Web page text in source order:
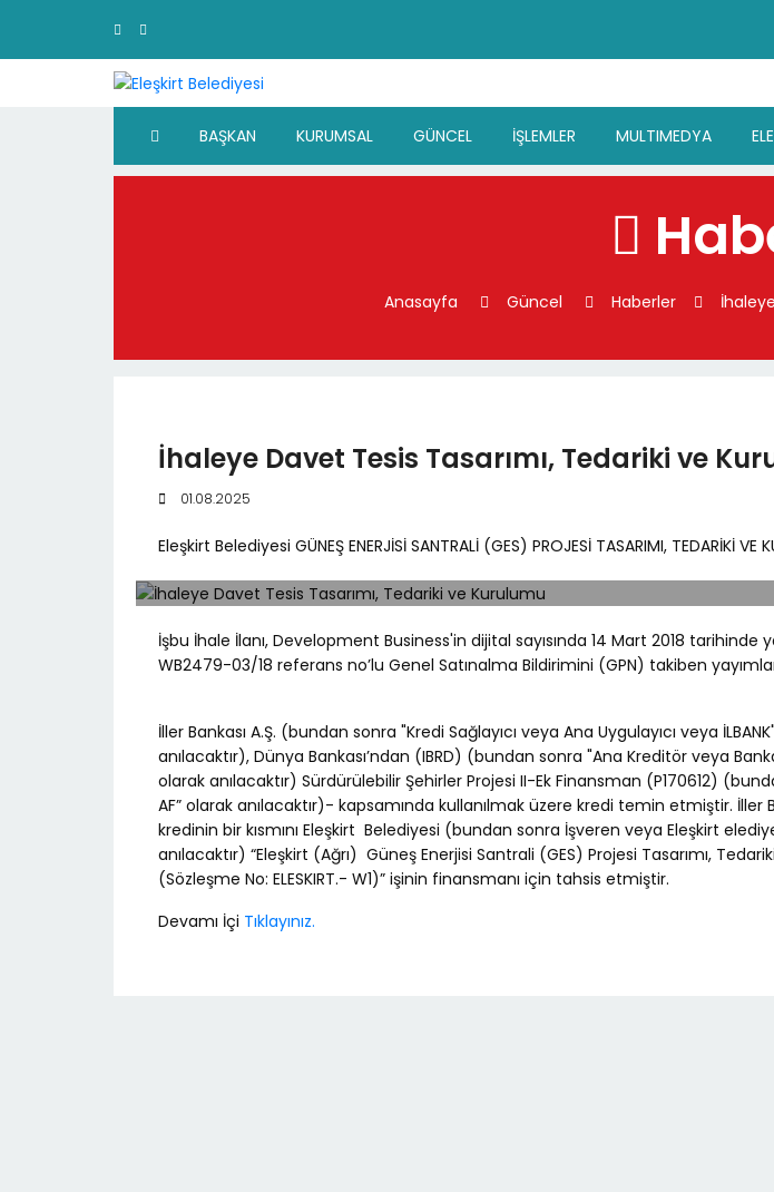
BAŞKAN KURUMSAL GÜNCEL İŞLEMLER MULTIMEDYA
Anasayfa Güncel Haberler
İhaleye Davet Tesis Tasarımı, Tedariki ve
01.08.2025
Eleşkirt Belediyesi GÜNEŞ ENERJİSİ SANTRALİ (GES) PROJESİ TASARIMI, TEDARİKİ VE
İşbu İhale İlanı, Development Business'in dijital sayısında 14 Mart 2018 tarihinde
WB2479-03/18 referans no’lu Genel Satınalma Bildirimini (GPN) takiben
İller Bankası A.Ş. (bundan sonra "Kredi Sağlayıcı veya Ana Uygulayıcı veya
anılacaktır), Dünya Bankası’ndan (IBRD) (bundan sonra "Ana Kreditör veya
olarak anılacaktır) Sürdürülebilir Şehirler Projesi II-Ek Finansman (P170612)
AF” olarak anılacaktır)- kapsamında kullanılmak üzere kredi temin etmiştir. İller
kredinin bir kısmını Eleşkirt Belediyesi (bundan sonra İşveren veya Eleşkirt
anılacaktır) “Eleşkirt (Ağrı) Güneş Enerjisi Santrali (GES) Projesi Tasarımı,
(Sözleşme No: ELESKIRT.- W1)” işinin finansmanı için tahsis etmiştir.
Devamı İçi Tıklayınız.